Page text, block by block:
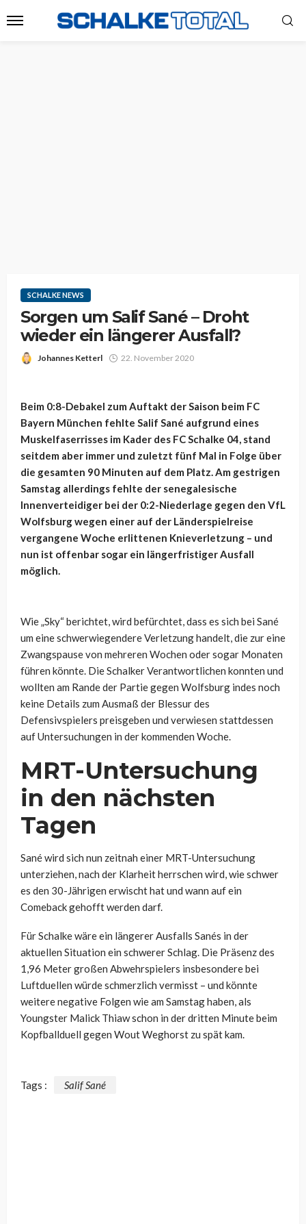
SCHALKE NEWS
Sorgen um Salif Sané – Droht
wieder ein längerer Ausfall?
Johannes Ketterl 22. November 2020
Beim 0:8-Debakel zum Auftakt der Saison beim FC
Bayern München fehlte Salif Sané aufgrund eines
Muskelfaserrisses im Kader des FC Schalke 04, stand
seitdem aber immer und zuletzt fünf Mal in Folge über
die gesamten 90 Minuten auf dem Platz. Am gestrigen
Samstag allerdings fehlte der senegalesische
Innenverteidiger bei der 0:2-Niederlage gegen den VfL
Wolfsburg wegen einer auf der Länderspielreise
vergangene Woche erlittenen Knieverletzung – und
nun ist offenbar sogar ein längerfristiger Ausfall
möglich.
Wie „Sky“ berichtet, wird befürchtet, dass es sich bei Sané
um eine schwerwiegendere Verletzung handelt, die zur eine
Zwangspause von mehreren Wochen oder sogar Monaten
führen könnte. Die Schalker Verantwortlichen konnten und
wollten am Rande der Partie gegen Wolfsburg indes noch
keine Details zum Ausmaß der Blessur des
Defensivspielers preisgeben und verwiesen stattdessen
auf Untersuchungen in der kommenden Woche.
MRT-Untersuchung
in den nächsten
Tagen
Sané wird sich nun zeitnah einer MRT-Untersuchung
unterziehen, nach der Klarheit herrschen wird, wie schwer
es den 30-Jährigen erwischt hat und wann auf ein
Comeback gehofft werden darf.
Für Schalke wäre ein längerer Ausfalls Sanés in der
aktuellen Situation ein schwerer Schlag. Die Präsenz des
1,96 Meter großen Abwehrspielers insbesondere bei
Luftduellen würde schmerzlich vermisst – und könnte
weitere negative Folgen wie am Samstag haben, als
Youngster Malick Thiaw schon in der dritten Minute beim
Kopfballduell gegen Wout Weghorst zu spät kam.
Tags : Salif Sané